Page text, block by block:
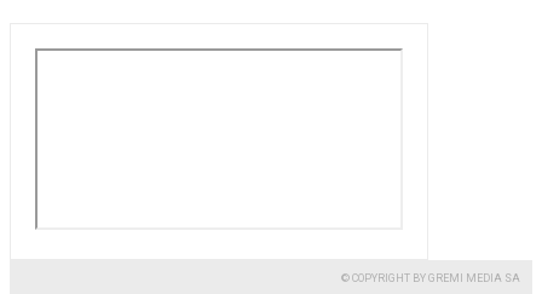
© COPYRIGHT BY GREMI MEDIA SA